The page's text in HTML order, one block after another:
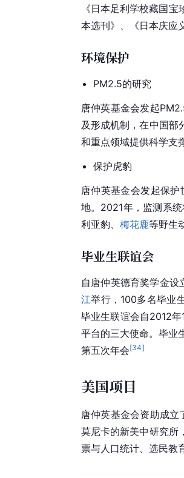
《日本足利学校藏国
本选刊》、《日本庆应
环境保护
PM2.5的研究
唐仲英基金会发起
及形成机制，在中国部
和重点领域提供科学支
保护虎豹
唐仲英基金会发起保
地。2021年，监测系
利亚豹、 梅花鹿等野生
毕业生联谊会
自唐仲英德育奖学金
江举行，100多名毕业
毕业生联谊会自2012
平台的三大使命。毕业
第五次年会[34]
美国项目
唐仲英基金会资助成立
莫尼卡的新美中研究所
票与人口统计、选民教